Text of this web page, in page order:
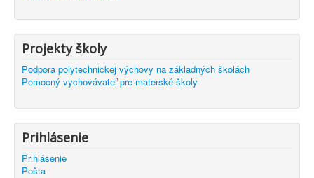
Projekty školy
Podpora polytechnickej výchovy na základných školách
Pomocný vychovávateľ pre materské školy
Prihlásenie
Prihlásenie
Pošta